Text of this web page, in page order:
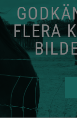
FLERA